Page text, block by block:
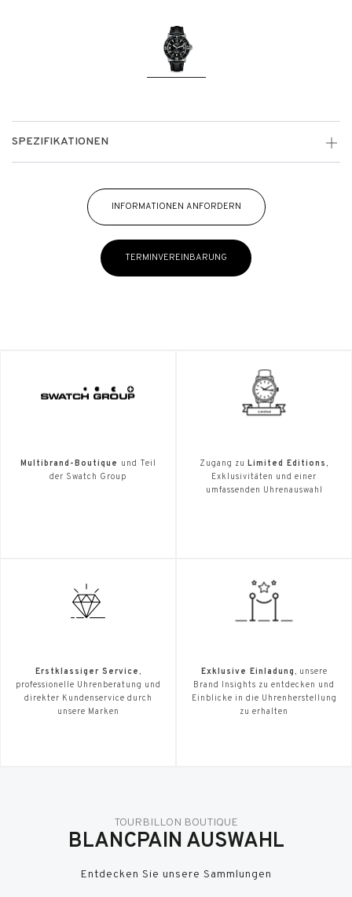
SPEZIFIKATIONEN
INFORMATIONEN ANFORDERN
TERMINVEREINBARUNG
Multibrand-Boutique
und Teil
der Swatch Group
Zugang zu Limited Editions,
Exklusivitäten und einer
umfassenden Uhrenauswahl
Erstklassiger Service,
professionelle Uhrenberatung und
direkter Kundenservice durch
unsere Marken
Exklusive Einladung, unsere
Brand Insights zu entdecken und
Einblicke in die Uhrenherstellung
zu erhalten
TOURBILLON BOUTIQUE
BLANCPAIN AUSWAHL
Entdecken Sie unsere Sammlungen